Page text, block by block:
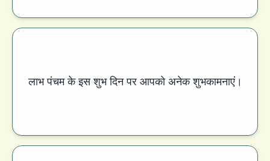
लाभ पंचम के इस शुभ दिन पर आपको अनेक शुभकामनाएं।